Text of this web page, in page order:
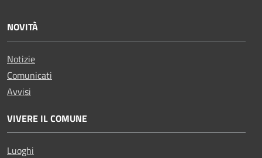
NOVITÀ
Notizie
Comunicati
Avvisi
VIVERE IL COMUNE
Luoghi